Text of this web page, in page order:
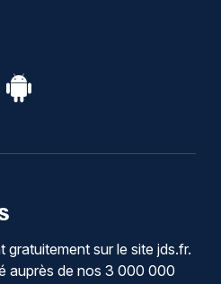
sur le site jds.fr.
auprès de nos 3 000 000